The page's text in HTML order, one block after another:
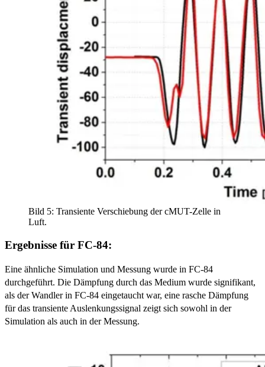
Bild 5: Transiente Verschiebung der cMUT-Zelle in
Luft.
Ergebnisse für FC-84:
Eine ähnliche Simulation und Messung wurde in FC-84
durchgeführt. Die Dämpfung durch das Medium wurde signifikant,
als der Wandler in FC-84 eingetaucht war, eine rasche Dämpfung
für das transiente Auslenkungssignal zeigt sich sowohl in der
Simulation als auch in der Messung.